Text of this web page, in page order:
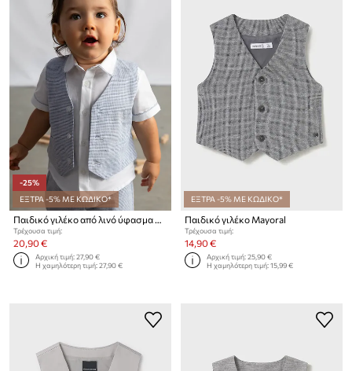
-25%
ΕΞΤΡΑ -5% ΜΕ ΚΩΔΙΚΟ*
Τρέχουσα τιμή:
20,90 €
Αρχική τιμή:27,90 €
Η χαμηλότερη τιμή:27,90 €
ΕΞΤΡΑ -5% ΜΕ ΚΩΔΙΚΟ*
Παιδικό γιλέκο Mayoral
Τρέχουσα τιμή:
14,90 €
Αρχική τιμή:25,90 €
Η χαμηλότερη τιμή:15,99 €